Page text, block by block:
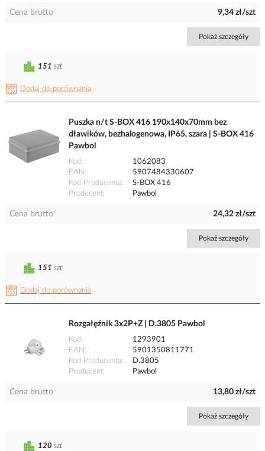
Cena brutto 9,34 zł/szt
Pokaż szczegóły
Dodaj do porównania
151 szt
Puszka n/t S-BOX 416 190x140x70mm bez
dławików, bezhalogenowa, IP65, szara | S-BOX 416
Pawbol
Kod
1062083
EAN
5907484330607
Kod Producenta
S-BOX 416
Producent
Pawbol
Cena brutto 24,32 zł/szt
Pokaż szczegóły
Dodaj do porównania
151 szt
Rozgałęźnik 3x2P+Z | D.3805 Pawbol
Kod
1293901
EAN
5901350811771
Kod Producenta
D.3805
Producent
Pawbol
Cena brutto 13,80 zł/szt
Pokaż szczegóły
120 szt